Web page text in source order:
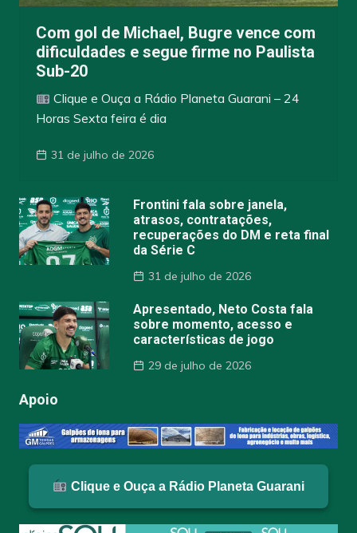
Com gol de Michael, Bugre vence com
dificuldades e segue firme no Paulista
Sub-20
Clique e Ouça a Rádio Planeta Guarani – 24
Horas Sexta feira é dia
31 de julho de 2026
Frontini fala sobre janela,
atrasos, contratações,
recuperações do DM e reta final
da Série C
31 de julho de 2026
Apresentado, Neto Costa fala
sobre momento, acesso e
características de jogo
29 de julho de 2026
Apoio
Clique e Ouça a Rádio Planeta Guarani